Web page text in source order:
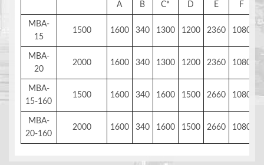
A B C* D E F
MBA-
15
1500 1600 340 1300 1200 2360 1080
MBA-
20
2000 1600 340 1300 1200 2360 1080
MBA-
15-160
1500 1600 340 1600 1500 2660 1080
MBA-
20-160
2000 1600 340 1600 1500 2660 1080